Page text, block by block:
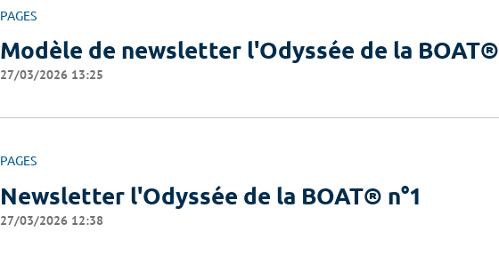
PAGES
Modèle de newsletter l'Odyssée de la BOAT®
27/03/2026 13:25
PAGES
Newsletter l'Odyssée de la BOAT® n°1
27/03/2026 12:38